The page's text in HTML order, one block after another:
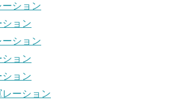
ション
ション
ション
ション
ション
ーション